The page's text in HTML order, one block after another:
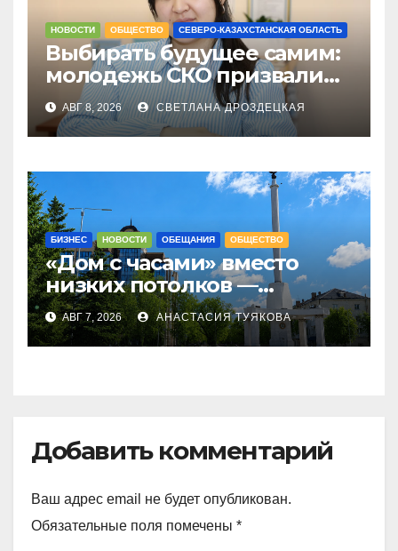
НОВОСТИ ОБЩЕСТВО СЕВЕРО-КАЗАХСТАНСКАЯ ОБЛАСТЬ
Выбирать будущее самим:
молодежь СКО призвали
не оставаться в стороне 23
августа
АВГ 8, 2026 СВЕТЛАНА ДРОЗДЕЦКАЯ
БИЗНЕС НОВОСТИ ОБЕЩАНИЯ ОБЩЕСТВО
«Дом с часами» вместо
низких потолков —
качество новостроек
раскритиковал аким СКО
АВГ 7, 2026 АНАСТАСИЯ ТУЯКОВА
Добавить комментарий
Ваш адрес email не будет опубликован.
Обязательные поля помечены *